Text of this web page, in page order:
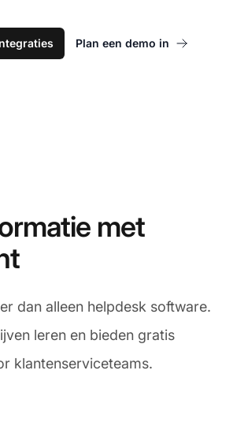
Plan een demo in
met
dan alleen helpdesk software.
leren en bieden gratis
klantenserviceteams.